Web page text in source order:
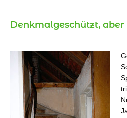
Denkmalgeschützt,